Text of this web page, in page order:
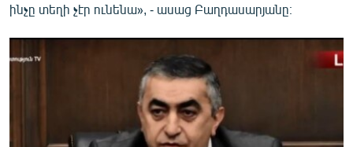
ինչը տեղի չէր ունենա», - ասաց Բաղդասարյանը։